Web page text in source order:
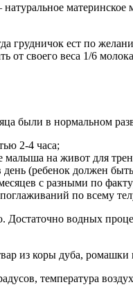
натуральное
грудничок ест по
от своего веса 1/6
были в нормальном
2-4 часа;
малыша на живот для
(ребенок должен
с разными по
по всему
водных
из коры дуба,
температура